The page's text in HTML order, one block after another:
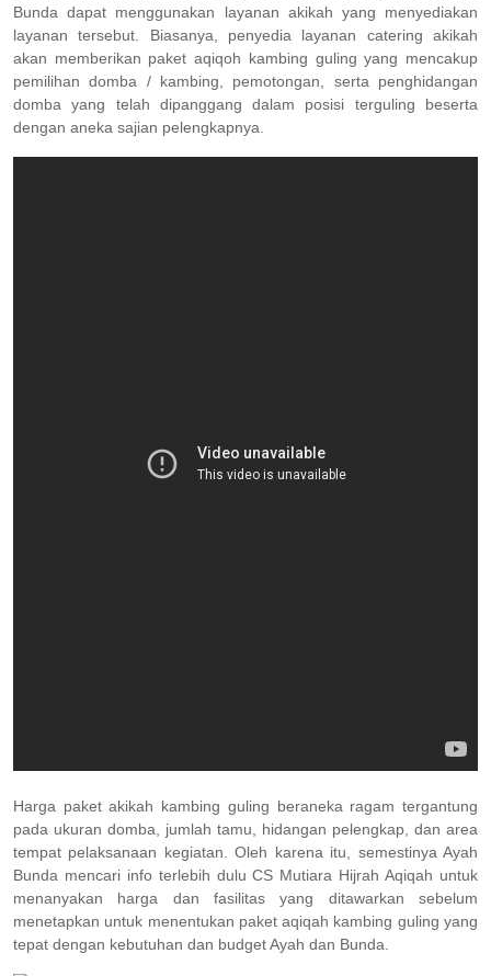
Bunda dapat menggunakan layanan akikah yang menyediakan
layanan tersebut. Biasanya, penyedia layanan catering akikah
akan memberikan paket aqiqoh kambing guling yang mencakup
pemilihan domba / kambing, pemotongan, serta penghidangan
domba yang telah dipanggang dalam posisi terguling beserta
dengan aneka sajian pelengkapnya.
Harga paket akikah kambing guling beraneka ragam tergantung
pada ukuran domba, jumlah tamu, hidangan pelengkap, dan area
tempat pelaksanaan kegiatan. Oleh karena itu, semestinya Ayah
Bunda mencari info terlebih dulu CS Mutiara Hijrah Aqiqah untuk
menanyakan harga dan fasilitas yang ditawarkan sebelum
menetapkan untuk menentukan paket aqiqah kambing guling yang
tepat dengan kebutuhan dan budget Ayah dan Bunda.